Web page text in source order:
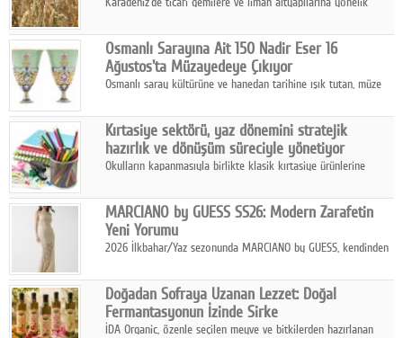
geçirdi.
Osmanlı Sarayına Ait 150 Nadir Eser 16
Ağustos'ta Müzayedeye Çıkıyor
Osmanlı saray kültürüne ve hanedan tarihine ışık tutan, müze
Ağustos'ta Arthill Müzecilik'in düzenleyeceği özel müzayedede
koleksiyonerlerle buluşuyor
Kırtasiye sektörü, yaz dönemini stratejik
hazırlık ve dönüşüm süreciyle yönetiyor
Okulların kapanmasıyla birlikte klasik kırtasiye ürünlerine
sanat ve eğitici aktivite ürünleriyle dinamik bir biçimde
geçiriyor.
MARCIANO by GUESS SS26: Modern Zarafetin
Yeni Yorumu
2026 İlkbahar/Yaz sezonunda MARCIANO by GUESS, kendinden
Doğadan Sofraya Uzanan Lezzet: Doğal
Fermantasyonun İzinde Sirke
İDA Organic, özenle seçilen meyve ve bitkilerden hazırlanan